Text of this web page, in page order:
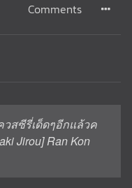
Comments
วสซีรี่เด็ดๆอีกแล้วค
Jirou] Ran Kon